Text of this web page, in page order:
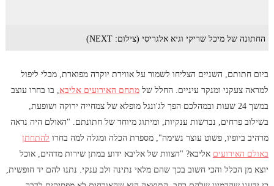
החתונה של מיכל שריקי וגיא אלגריסי (צילום: NEXT)
ביום חתותם, השניים הצליחו לשמור על אווירת יוקרה מפוארת, מבלי ליפול
למראה צעקני ומנקר עיניים. החלל של מתחם האירועים אליבא, בו בחרו עוצב
במשך 24 שעות ובמהלכם הפך לג'ונגל מופלא של צמחייה ירוקה ושופעת,
בשילוב פרחים, נברשות ענקיות, ומיתוג מיוחד של חתונתם. "האולם היה נראה
מרהיב ביופיו, פשוט עוצר נשימה", מספרת הכלה ומגלה למה בחרו להתחתן
באולם האירועים אליבא? "הצוות של אליבא ידוע במתן שירות מדהים, אוכל
יוצא מן הכלל והכי חשוב בכך שהם מלאי נתינה ולב ענקי. נתנו להם יד חופשית,